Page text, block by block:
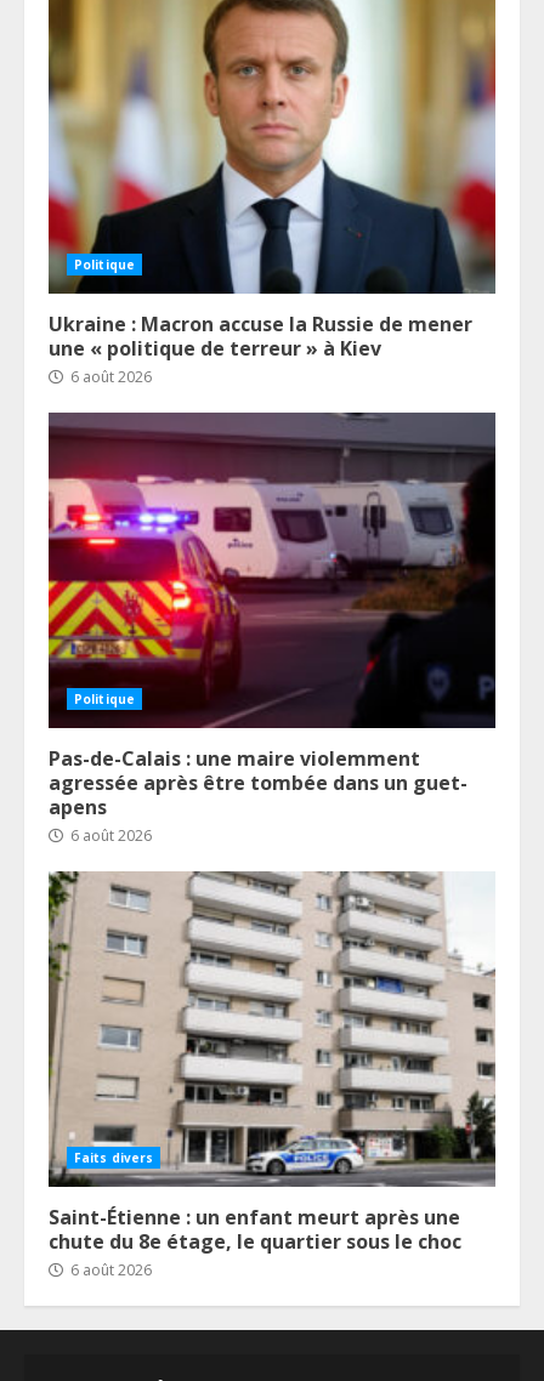
Politique
Ukraine : Macron accuse la Russie de mener
une « politique de terreur » à Kiev
6 août 2026
Politique
Pas-de-Calais : une maire violemment
agressée après être tombée dans un guet-
apens
6 août 2026
Faits divers
Saint-Étienne : un enfant meurt après une
chute du 8e étage, le quartier sous le choc
6 août 2026